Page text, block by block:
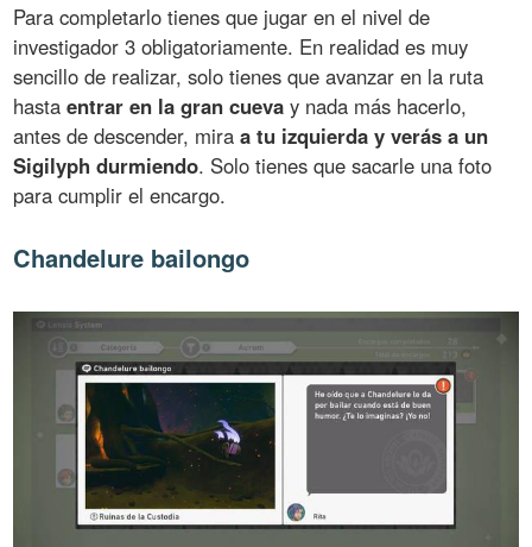
Para completarlo tienes que jugar en el nivel de
investigador 3 obligatoriamente. En realidad es muy
sencillo de realizar, solo tienes que avanzar en la ruta
hastaentrar en la gran cueva y nada más hacerlo,
antes de descender, miraa tu izquierda y verás a un
Sigilyph durmiendo. Solo tienes que sacarle una foto
para cumplir el encargo.
Chandelure bailongo